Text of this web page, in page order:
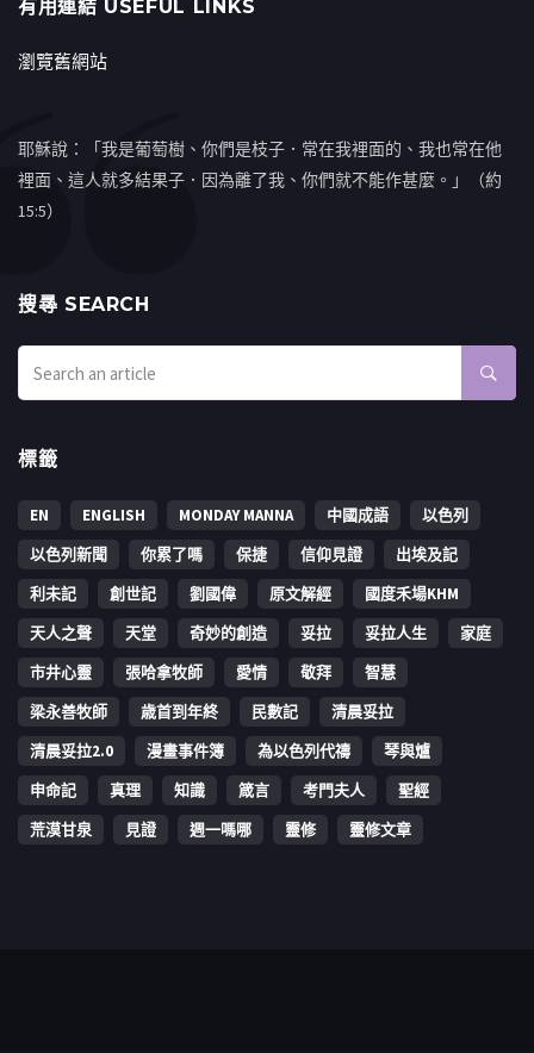
有用連結 USEFUL LINKS
瀏覽舊網站
耶穌說：「我是葡萄樹、你們是枝子．常在我裡面的、我也常在他
裡面、這人就多結果子．因為離了我、你們就不能作甚麼。」（約
15:5）
搜㝷 SEARCH
標籤
EN ENGLISH MONDAY MANNA 中國成語
以色列
以色列新聞
你累了嗎 保捷 信仰見證
出埃及記
利未記
創世記 劉國偉 原文解經
國度禾場KHM
天人之聲
天堂 奇妙的創造 妥拉 妥拉人生
家庭
市井心靈
張哈拿牧師 愛情 敬拜
智慧
梁永善牧師
歳首到年終 民數記
清晨妥拉
清晨妥拉2.0
漫畫事件簿 為以色列代禱
琴與爐
申命記
真理 知識 箴言 考門夫人
聖經
荒漠甘泉
見證 週一嗎哪 靈修 靈修文章